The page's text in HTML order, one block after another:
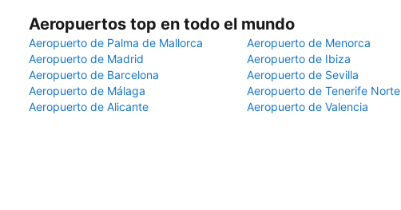
Aeropuertos top en todo el mundo
Aeropuerto de Palma de Mallorca
Aeropuerto de Menorca
Aeropuerto de Madrid
Aeropuerto de Ibiza
Aeropuerto de Barcelona
Aeropuerto de Sevilla
Aeropuerto de Málaga
Aeropuerto de Tenerife Norte
Aeropuerto de Alicante
Aeropuerto de Valencia